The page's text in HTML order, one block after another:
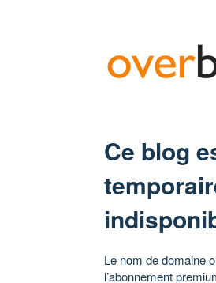
Ce blog
Le nom de domaine
l’abonnement